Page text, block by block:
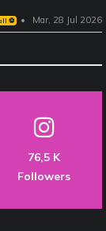
⚽️ Mar, 28 Jul 2026
76,5 K
Followers